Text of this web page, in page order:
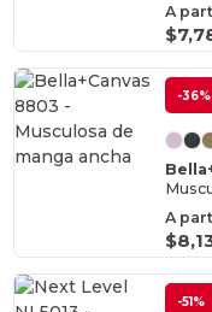
A
-36%
A
-51%